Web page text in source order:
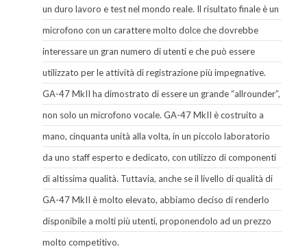
un duro lavoro e test nel mondo reale. Il risultato finale è un
microfono con un carattere molto dolce che dovrebbe
interessare un gran numero di utenti e che può essere
utilizzato per le attività di registrazione più impegnative.
GA-47 MkII ha dimostrato di essere un grande “allrounder”,
non solo un microfono vocale. GA-47 MkII è costruito a
mano, cinquanta unità alla volta, in un piccolo laboratorio
da uno staff esperto e dedicato, con utilizzo di componenti
di altissima qualità. Tuttavia, anche se il livello di qualità di
GA-47 MkII è molto elevato, abbiamo deciso di renderlo
disponibile a molti più utenti, proponendolo ad un prezzo
molto competitivo.